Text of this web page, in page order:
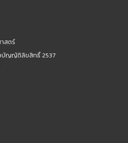
สตร์
บัญญัติลิขสิทธิ์ 2537